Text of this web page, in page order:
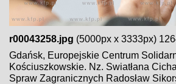
r00043258.jpg (5000px x 3333px)
Gdańsk, Europejskie Centrum
Kościuszkowskie. Nz. Swiatłana
Spraw Zagranicznych Radosław